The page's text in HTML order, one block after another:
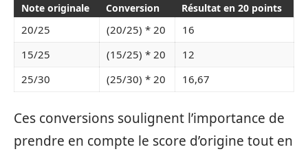
Note originale Conversion Résultat en 20 points
20/25 (20/25) * 20
16
15/25
(15/25) * 20
12
25/30
(25/30) * 20 16,67
Ces conversions soulignent l’importance de
prendre en compte le score d’origine tout en